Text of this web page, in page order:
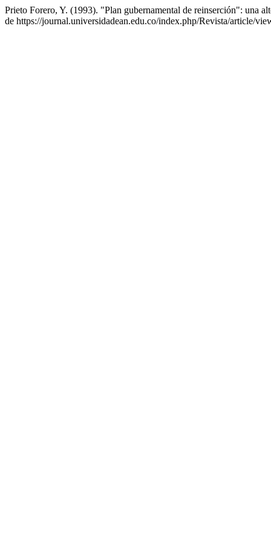
Prieto Forero, Y. (1993). "Plan gubernamental de reinserción": una
de https://journal.universidadean.edu.co/index.php/Revista/article/